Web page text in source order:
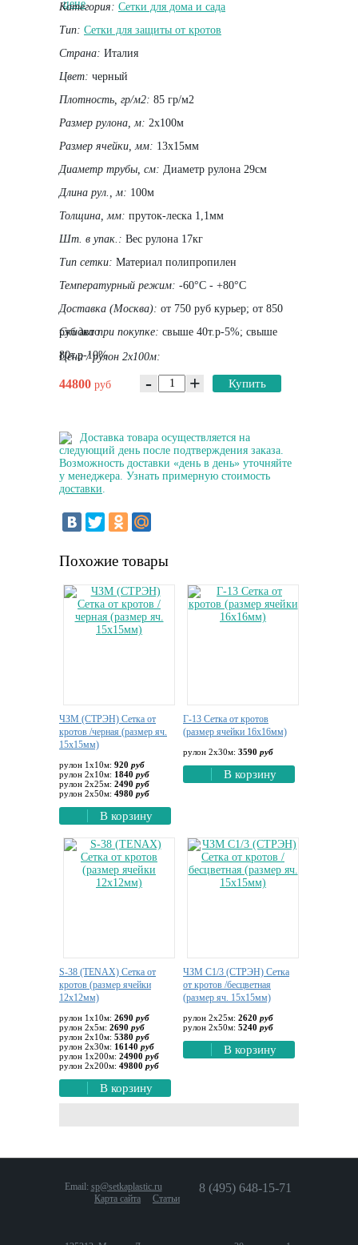
Категория: Сетки для дома и сада
Тип: Сетки для защиты от кротов
Страна: Италия
Цвет: черный
Плотность, гр/м2: 85 гр/м2
Размер рулона, м: 2х100м
Размер ячейки, мм: 13х15мм
Диаметр трубы, cм: Диаметр рулона 29см
Длина рул., м: 100м
Толщина, мм: пруток-леска 1,1мм
Шт. в упак.: Вес рулона 17кг
Тип сетки: Материал полипропилен
Температурный режим: -60°С - +80°С
Доставка (Москва): от 750 руб курьер; от 850
руб авто
Скидка при покупке: свыше 40т.р-5%; свыше
80т.р-10%
Цена / рулон 2х100м:
44800 руб - + Купить
Доставка товара осуществляется на
следующий день после подтверждения заказа.
Возможность доставки «день в день» уточняйте
у менеджера. Узнать примерную стоимость
доставки.
Похожие товары
ЧЗМ (СТРЭН) Сетка от
кротов /черная (размер яч.
15х15мм)
рулон 1х10м: 920 руб
рулон 2х10м: 1840 руб
рулон 2х25м: 2490 руб
рулон 2х50м: 4980 руб
В корзину
Г-13 Сетка от кротов
(размер ячейки 16х16мм)
рулон 2х30м: 3590 руб
В корзину
S-38 (TENAX) Сетка от
кротов (размер ячейки
12х12мм)
рулон 1х10м: 2690 руб
рулон 2х5м: 2690 руб
рулон 2х10м: 5380 руб
рулон 2х30м: 16140 руб
рулон 1х200м: 24900 руб
рулон 2х200м: 49800 руб
В корзину
ЧЗМ С1/3 (СТРЭН) Сетка
от кротов /бесцветная
(размер яч. 15х15мм)
рулон 2х25м: 2620 руб
рулон 2х50м: 5240 руб
В корзину
8 (495) 648-15-71
Email: sp@setkaplastic.ru
Карта сайта
Статьи